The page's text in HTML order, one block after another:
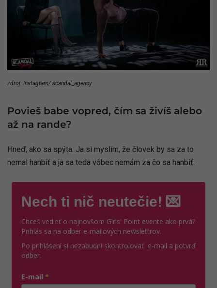
zdroj: Instagram/ scandal_agency
Povieš babe vopred, čím sa živíš alebo
až na rande?
Hneď, ako sa spýta. Ja si myslím, že človek by sa za to
nemal hanbiť a ja sa teda vôbec nemám za čo sa hanbiť.
Nech ti nič neutečie! 💌
Chceš vedieť o najnovšom Girls' Point evente ako prvá?
Prihlás sa na odber e-mailových newslettrov.
Po prihlásení si nezabudni skontrolovať e-mail a potvrď
odber.
E-mail *